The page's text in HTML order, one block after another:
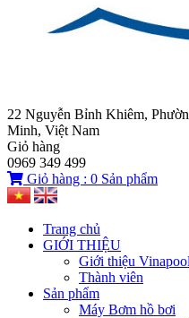
22 Nguyễn Bỉnh Khiêm,
Minh, Việt Nam
Giỏ hàng
0969 349 499
Giỏ hàng : 0 Sản phẩm
Trang chủ
GIỚI THIỆU
Giới thiệu Vinapool
Thành viên
Sản phẩm
Máy Bơm hồ bơi